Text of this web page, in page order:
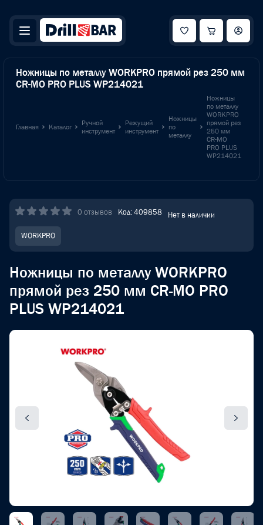
Ножницы по металлу WORKPRO прямой рез 250 мм
CR-MO PRO PLUS WP214021
Главная Каталог
Ручной
инструмент
Режущий
инструмент
Ножницы
по
металлу
Ножницы
по металлу
WORKPRO
прямой рез
250 мм
CR-MO
PRO PLUS
WP214021
0 отзывов Код: 409858 Нет в наличии
WORKPRO
Ножницы по металлу WORKPRO
прямой рез 250 мм CR-MO PRO
PLUS WP214021